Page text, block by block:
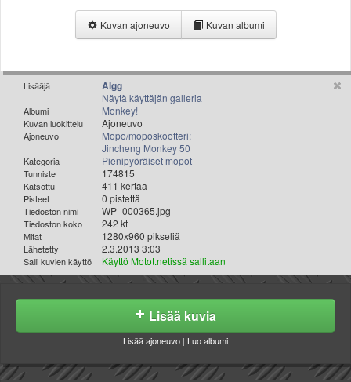
Valitse paikkakunta
Helsingin sää
Oulun sää
Rovaniemen sää
MUUT
VIP-jäsenyys
Paidat ja vaatteet
Suunnittele oma paita
Mainostus
Palaute
Kevytversio
Kuvan ajoneuvo Kuvan albumi
Lisääjä Algg
Näytä käyttäjän galleria
Albumi Monkey!
Kuvan luokittelu Ajoneuvo
Ajoneuvo
Mopo/moposkootteri:
Jincheng Monkey 50
Kategoria Pienipyöräiset mopot
Tunniste 174815
Katsottu 411 kertaa
Pisteet 0 pistettä
Tiedoston nimi WP_000365.jpg
Tiedoston koko 242 kt
Mitat 1280x960 pikseliä
Lähetetty 2.3.2013 3:03
Salli kuvien käyttö Käyttö Motot.netissä sallitaan
Lisää kuvia
Lisää ajoneuvo | Luo albumi